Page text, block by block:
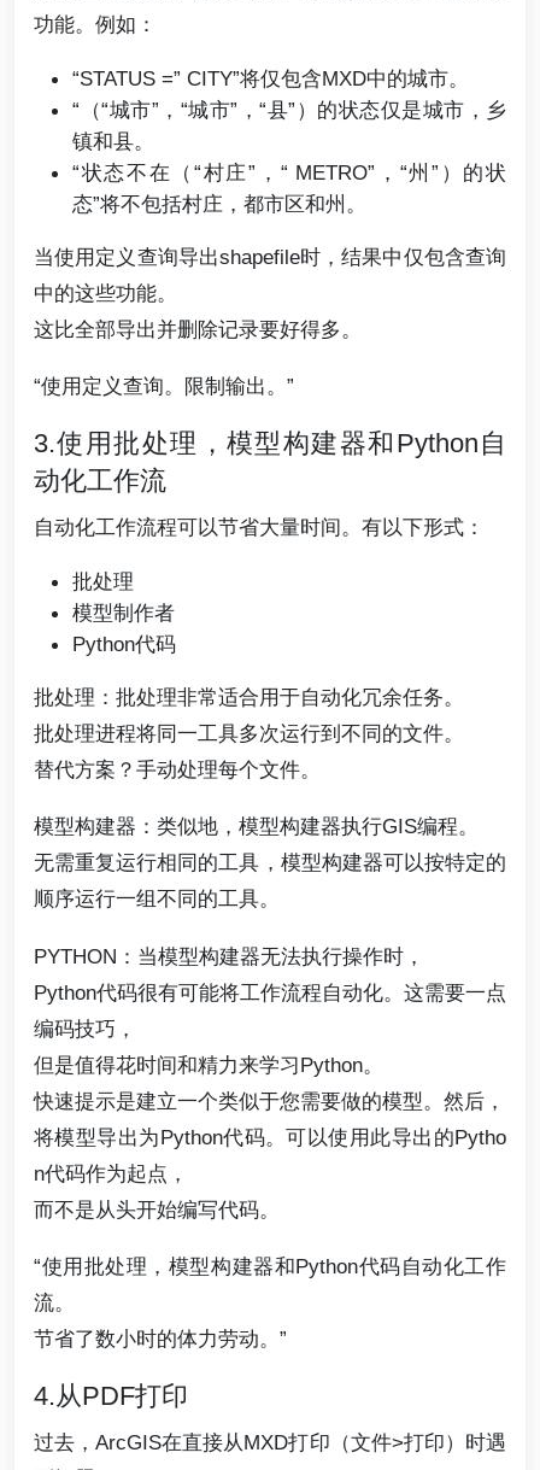
功能。例如：
“STATUS =” CITY”将仅包含MXD中的城市。
“（“城市”，“城市”，“县”）的状态仅是城市，乡
镇和县。
“状态不在（“村庄”，“ METRO”，“州”）的状
态”将不包括村庄，都市区和州。
当使用定义查询导出shapefile时，结果中仅包含查询
中的这些功能。
这比全部导出并删除记录要好得多。
“使用定义查询。限制输出。”
3.使用批处理，模型构建器和Python自
动化工作流
自动化工作流程可以节省大量时间。有以下形式：
批处理
模型制作者
Python代码
批处理：批处理非常适合用于自动化冗余任务。
批处理进程将同一工具多次运行到不同的文件。
替代方案？手动处理每个文件。
模型构建器：类似地，模型构建器执行GIS编程。
无需重复运行相同的工具，模型构建器可以按特定的
顺序运行一组不同的工具。
PYTHON：当模型构建器无法执行操作时，
Python代码很有可能将工作流程自动化。这需要一点
编码技巧，
但是值得花时间和精力来学习Python。
快速提示是建立一个类似于您需要做的模型。然后，
将模型导出为Python代码。可以使用此导出的Pytho
n代码作为起点，
而不是从头开始编写代码。
“使用批处理，模型构建器和Python代码自动化工作
流。
节省了数小时的体力劳动。”
4.从PDF打印
过去，ArcGIS在直接从MXD打印（文件>打印）时遇